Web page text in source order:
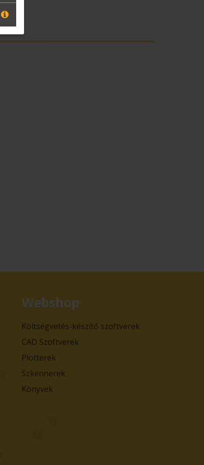
Webshop
Költségvetés-készítő szoftverek
CAD Szoftverek
Plotterek
Szkennerek
Könyvek